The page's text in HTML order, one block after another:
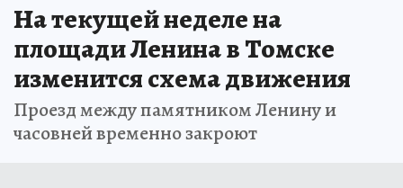
На текущей неделе на
площади Ленина в Томске
изменится схема движения
Проезд между памятником Ленину и
часовней временно закроют